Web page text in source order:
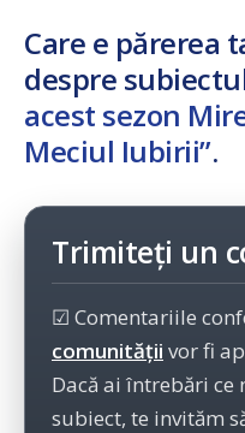
Care e părerea
despre
acest sezon
Meciul Iubirii”.
Trimiteți un
☑ Comentariile
comunității vor fi
Dacă ai întrebări ce
subiect, te invităm